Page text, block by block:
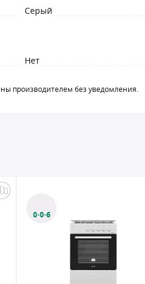
Серый
Нет
производителем без уведомления.
0·0·6